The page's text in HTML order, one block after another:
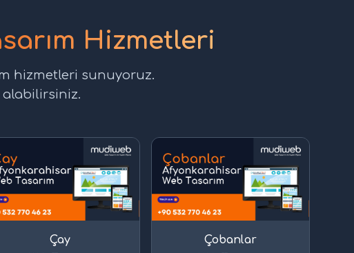
Hizmetleri
hizmetleri sunuyoruz.
alabilirsiniz.
Çay Çobanlar